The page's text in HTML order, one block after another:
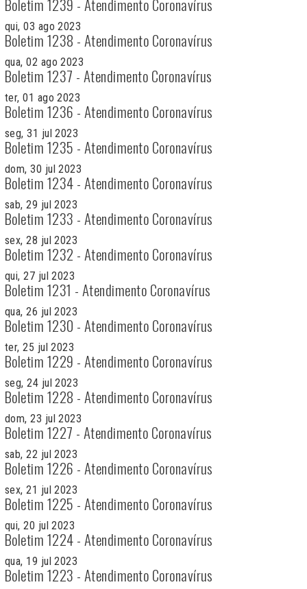
Boletim 1239 - Atendimento Coronavírus
qui, 03 ago 2023
Boletim 1238 - Atendimento Coronavírus
qua, 02 ago 2023
Boletim 1237 - Atendimento Coronavírus
ter, 01 ago 2023
Boletim 1236 - Atendimento Coronavírus
seg, 31 jul 2023
Boletim 1235 - Atendimento Coronavírus
dom, 30 jul 2023
Boletim 1234 - Atendimento Coronavírus
sab, 29 jul 2023
Boletim 1233 - Atendimento Coronavírus
sex, 28 jul 2023
Boletim 1232 - Atendimento Coronavírus
qui, 27 jul 2023
Boletim 1231 - Atendimento Coronavírus
qua, 26 jul 2023
Boletim 1230 - Atendimento Coronavírus
ter, 25 jul 2023
Boletim 1229 - Atendimento Coronavírus
seg, 24 jul 2023
Boletim 1228 - Atendimento Coronavírus
dom, 23 jul 2023
Boletim 1227 - Atendimento Coronavírus
sab, 22 jul 2023
Boletim 1226 - Atendimento Coronavírus
sex, 21 jul 2023
Boletim 1225 - Atendimento Coronavírus
qui, 20 jul 2023
Boletim 1224 - Atendimento Coronavírus
qua, 19 jul 2023
Boletim 1223 - Atendimento Coronavírus